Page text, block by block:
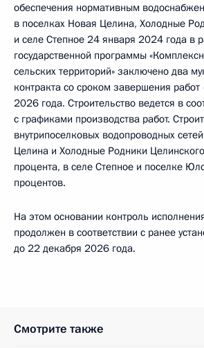
обеспечения нормативным
в поселках Новая Целина, Холодные
и селе Степное 24 января 2024 года в
государственной программы
сельских территорий» заключено два
контракта со сроком завершения
2026 года. Строительство ведется в
с графиками производства работ.
внутрипоселковых водопроводных
Целина и Холодные Родники
процента, в селе Степное и поселке
процентов.
На этом основании контроль
продолжен в соответствии с ранее
до 22 декабря 2026 года.
Смотрите также